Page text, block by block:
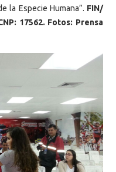
la Especie Humana”. FIN/
17562. Fotos: Prensa